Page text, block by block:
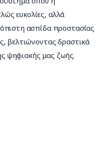
ευκολίες, αλλά
ασπίδα προστασίας
βελτιώνοντας δραστικά
ψηφιακής μας ζωής.